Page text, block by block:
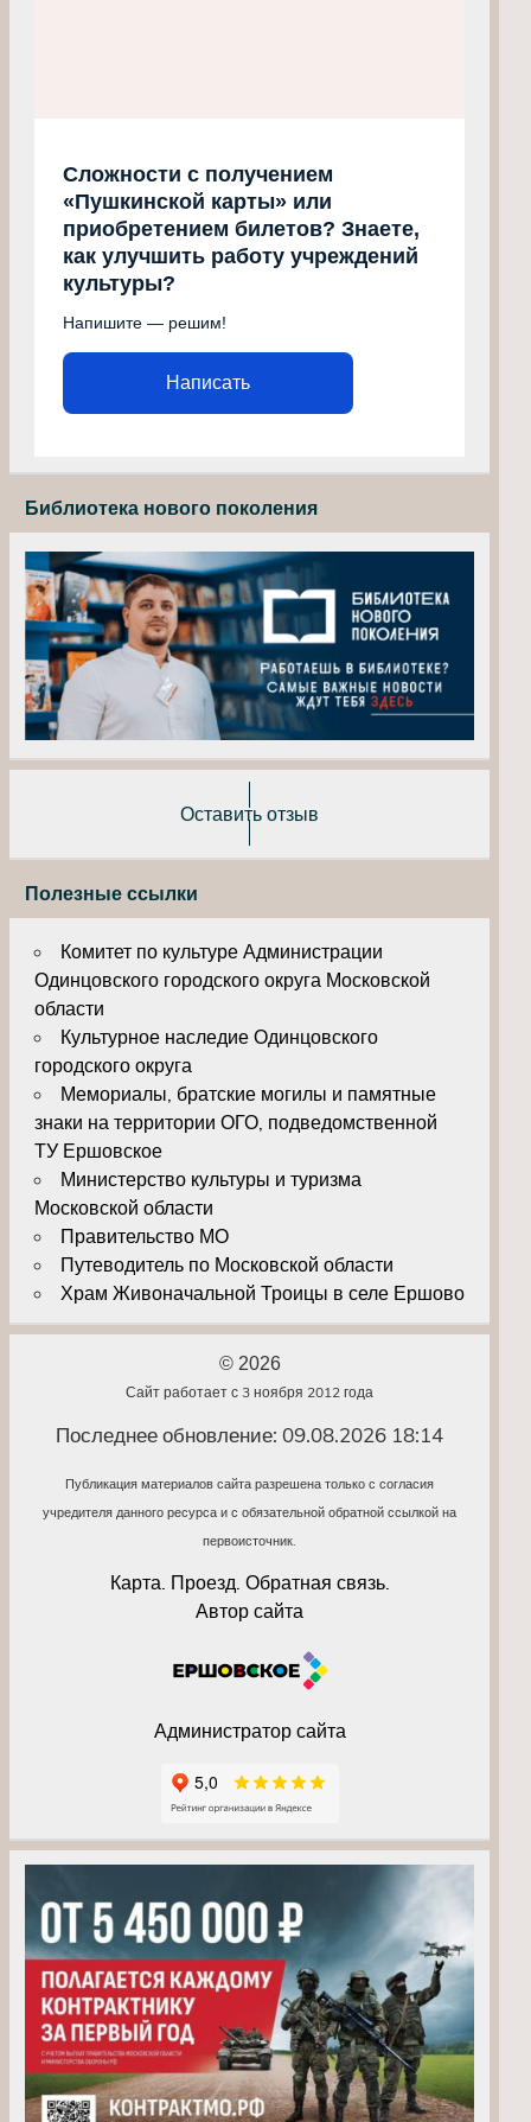
Сложности с получением
«Пушкинской карты» или
приобретением билетов? Знаете,
как улучшить работу учреждений
культуры?
Напишите — решим!
Написать
Библиотека нового поколения
Оставить отзыв
Полезные ссылки
Комитет по культуре Администрации
Одинцовского городского округа Московской
области
Культурное наследие Одинцовского
городского округа
Мемориалы, братские могилы и памятные
знаки на территории ОГО, подведомственной
ТУ Ершовское
Министерство культуры и туризма
Московской области
Правительство МО
Путеводитель по Московской области
Храм Живоначальной Троицы в селе Ершово
© 2026
Сайт работает с 3 ноября 2012 года
Последнее обновление: 09.08.2026 18:14
Публикация материалов сайта разрешена только с согласия
учредителя данного ресурса и с обязательной обратной ссылкой на
первоисточник.
Карта. Проезд. Обратная связь.
Автор сайта
Администратор сайта